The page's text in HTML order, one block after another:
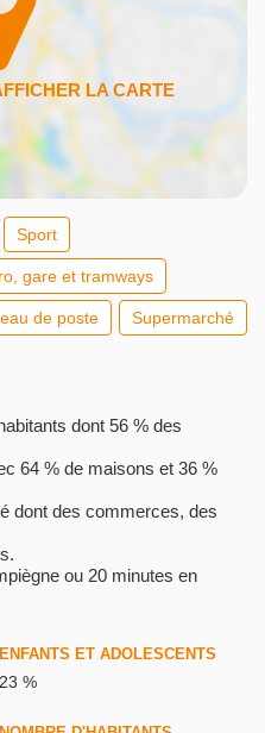
Sport
gare et tramways
de poste Supermarché
dont 56 % des
64 % de maisons et 36 %
dont des commerces, des
ou 20 minutes en
ENFANTS ET ADOLESCENTS
23 %